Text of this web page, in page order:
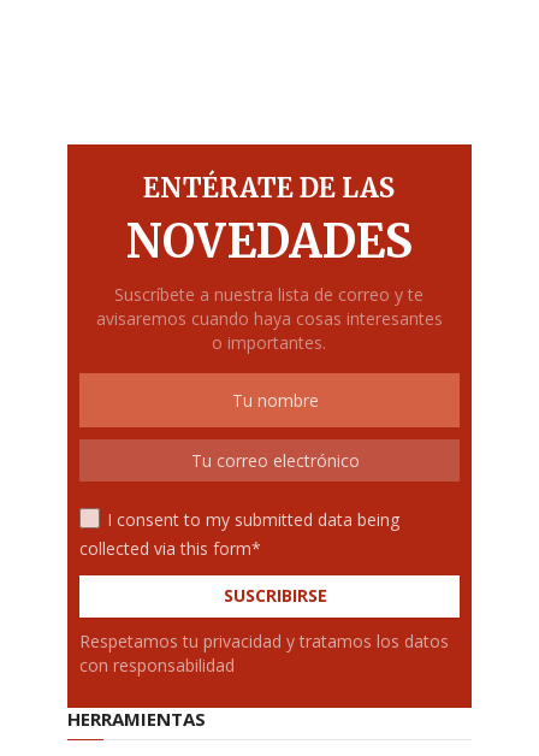
ENTÉRATE DE LAS
NOVEDADES
Suscríbete a nuestra lista de correo y te
avisaremos cuando haya cosas interesantes
o importantes.
I consent to my submitted data being
collected via this form*
Respetamos tu privacidad y tratamos los datos
con responsabilidad
HERRAMIENTAS